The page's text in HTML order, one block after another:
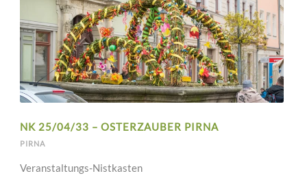
NK 25/04/33 – OSTERZAUBER PIRNA
PIRNA
Veranstaltungs-Nistkasten